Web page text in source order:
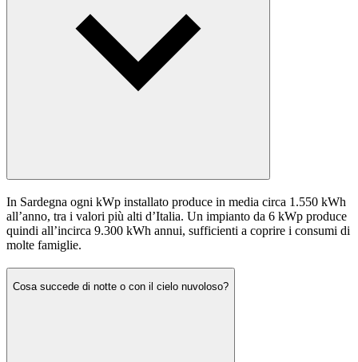
In Sardegna ogni kWp installato produce in media circa 1.550 kWh
all’anno, tra i valori più alti d’Italia. Un impianto da 6 kWp produce
quindi all’incirca 9.300 kWh annui, sufficienti a coprire i consumi di
molte famiglie.
Cosa succede di notte o con il cielo nuvoloso?